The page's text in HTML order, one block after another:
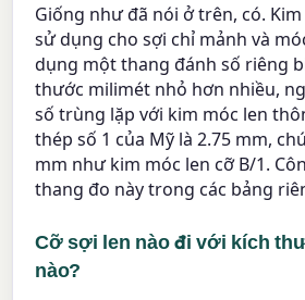
Giống như đã nói ở trên, có.
sử dụng cho sợi chỉ mảnh và
dụng một thang đánh số riêng
thước milimét nhỏ hơn nhiều,
số trùng lặp với kim móc len
thép số 1 của Mỹ là 2.75 mm,
mm như kim móc len cỡ B/1.
thang đo này trong các bảng
Cỡ sợi len nào đi với kích
nào?